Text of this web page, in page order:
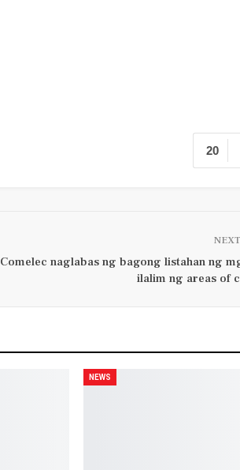
20
Comelec naglabas ng bagong listahan ng
ilalim ng areas of
NEWS